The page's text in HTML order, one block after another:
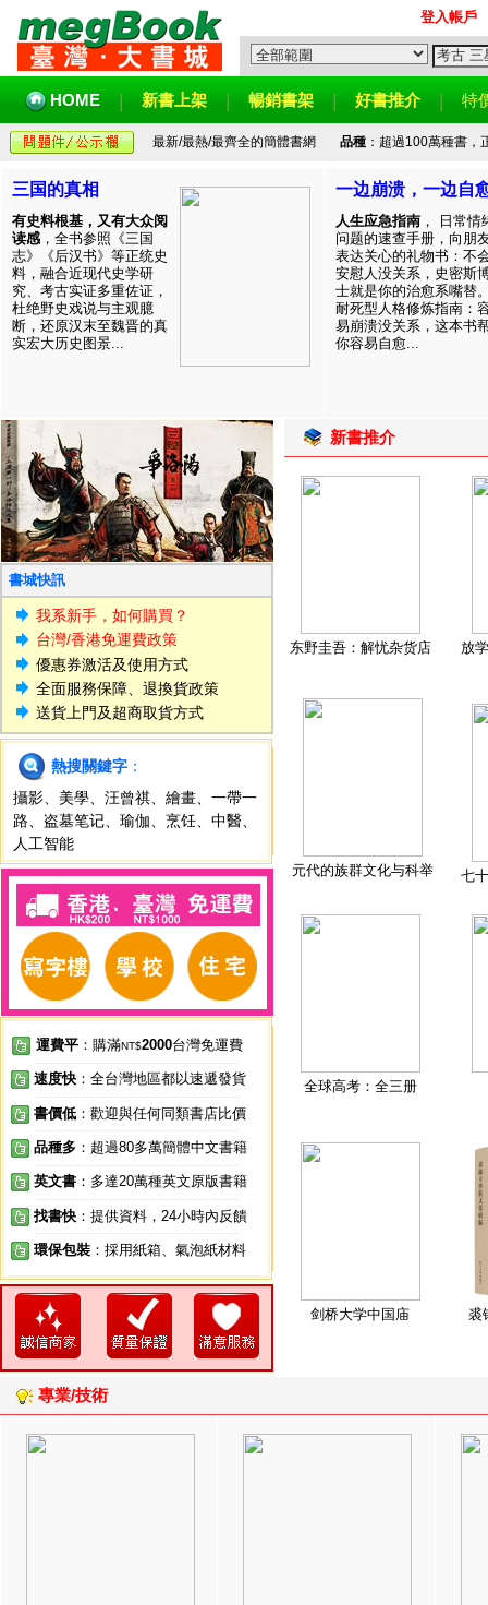
登入帳戶
HOME 新書上架 暢銷書架 好書推介 特
最新/最熱/最齊全的簡體書網 品種：超過100萬種書，
三国的真相
有史料根基，又有大众阅
读感 ，全书参照《三国
志》《后汉书》等正统史
料，融合近现代史学研
究、考古实证多重佐证，
杜绝野史戏说与主观臆
断，还原汉末至魏晋的真
实宏大历史图景...
一边崩溃，一边自
人生应急指南 ， 日常情
问题的速查手册，向朋
表达关心的礼物书：不
安慰人没关系，史密斯
士就是你的治愈系嘴替
耐死型人格修炼指南：
易崩溃没关系，这本书
你容易自愈...
書城快訊
我系新手，如何購買？
台灣/香港免運費政策
優惠券激活及使用方式
全面服務保障、退換貨政策
送貨上門及超商取貨方式
熱搜關鍵字 ：
攝影
美學 汪曾祺 繪畫
一帶一
路
盗墓笔记 瑜伽 烹饪 中醫
人工智能
運費平 ：購滿NT$2000台灣免運費
速度快 ：全台灣地區都以速遞發貨
書價低 ：歡迎與任何同類書店比價
品種多 ：超過80多萬簡體中文書籍
英文書 ：多達20萬種英文原版書籍
找書快 ：提供資料，24小時內反饋
環保包裝 ：採用紙箱、氣泡紙材料
新書推介
东野圭吾：解忧杂货店 放
元代的族群文化与科举 七
全球高考：全三册
剑桥大学中国庙 裘
專業/技術